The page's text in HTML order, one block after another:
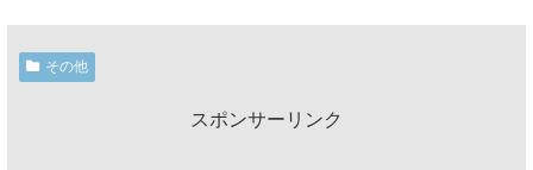
その他
スポンサーリンク